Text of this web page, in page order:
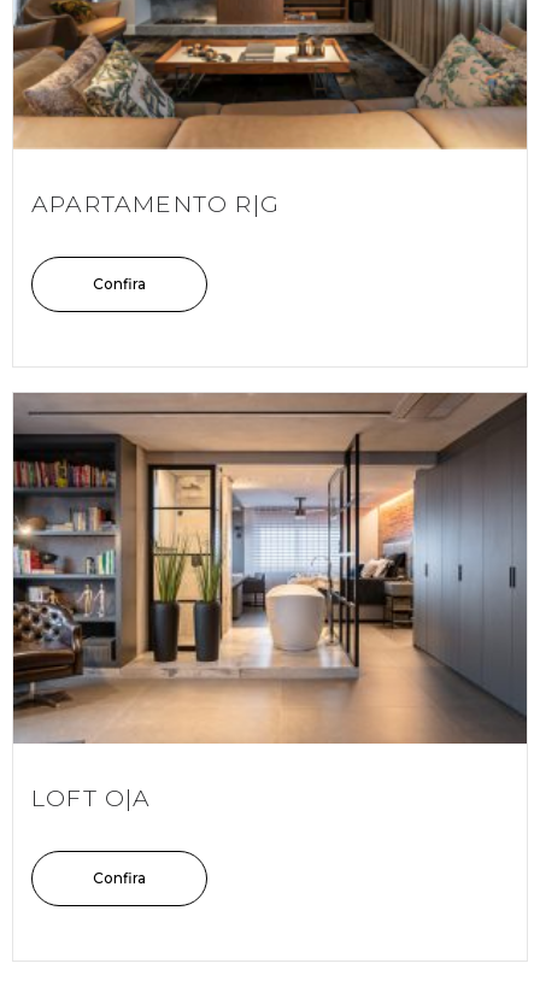
APARTAMENTO R|G
Confira
LOFT O|A
Confira